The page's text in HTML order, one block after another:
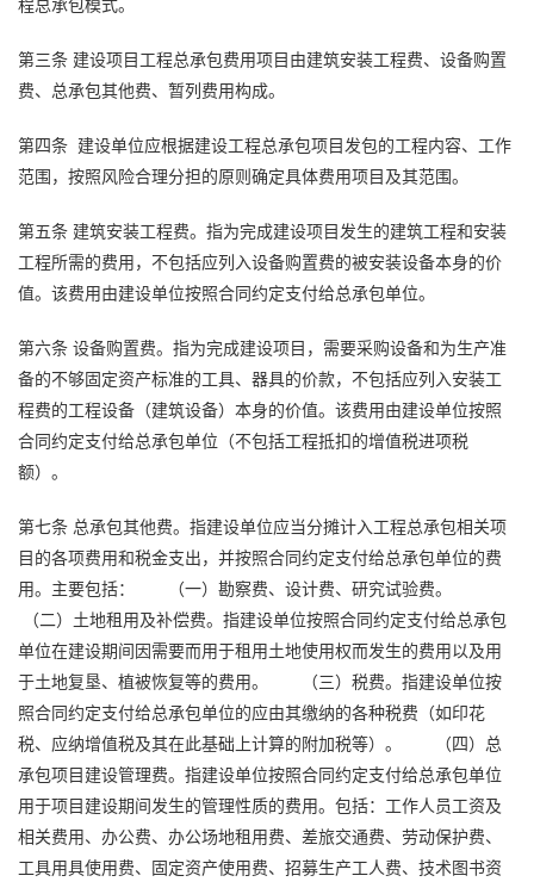
程总承包模式。
第三条 建设项目工程总承包费用项目由建筑安装工程费、设备购置
费、总承包其他费、暂列费用构成。
第四条 建设单位应根据建设工程总承包项目发包的工程内容、工作
范围，按照风险合理分担的原则确定具体费用项目及其范围。
第五条 建筑安装工程费。指为完成建设项目发生的建筑工程和安装
工程所需的费用，不包括应列入设备购置费的被安装设备本身的价
值。该费用由建设单位按照合同约定支付给总承包单位。
第六条 设备购置费。指为完成建设项目，需要采购设备和为生产准
备的不够固定资产标准的工具、器具的价款，不包括应列入安装工
程费的工程设备（建筑设备）本身的价值。该费用由建设单位按照
合同约定支付给总承包单位（不包括工程抵扣的增值税进项税
额）。
第七条 总承包其他费。指建设单位应当分摊计入工程总承包相关项
目的各项费用和税金支出，并按照合同约定支付给总承包单位的费
用。主要包括：
（一）勘察费、设计费、研究试验费。
（二）土地租用及补偿费。指建设单位按照合同约定支付给总承包
单位在建设期间因需要而用于租用土地使用权而发生的费用以及用
于土地复垦、植被恢复等的费用。
（三）税费。指建设单位按
照合同约定支付给总承包单位的应由其缴纳的各种税费（如印花
税、应纳增值税及其在此基础上计算的附加税等）。
（四）总
承包项目建设管理费。指建设单位按照合同约定支付给总承包单位
用于项目建设期间发生的管理性质的费用。包括：工作人员工资及
相关费用、办公费、办公场地租用费、差旅交通费、劳动保护费、
工具用具使用费、固定资产使用费、招募生产工人费、技术图书资